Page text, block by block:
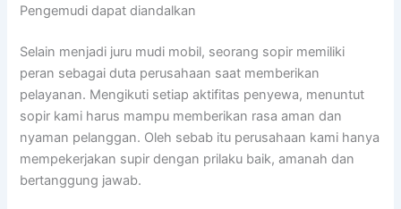
Pengemudi dapat diandalkan
Selain menjadi juru mudi mobil, seorang sopir memiliki
peran sebagai duta perusahaan saat memberikan
pelayanan. Mengikuti setiap aktifitas penyewa, menuntut
sopir kami harus mampu memberikan rasa aman dan
nyaman pelanggan. Oleh sebab itu perusahaan kami hanya
mempekerjakan supir dengan prilaku baik, amanah dan
bertanggung jawab.